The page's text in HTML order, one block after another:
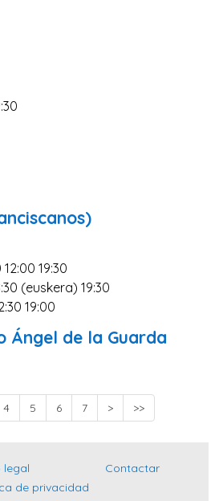
19:30
(euskera) 19:30
19:00
Ángel de la Guarda
4 5 6 7 > >>
legal
de privacidad
Contactar